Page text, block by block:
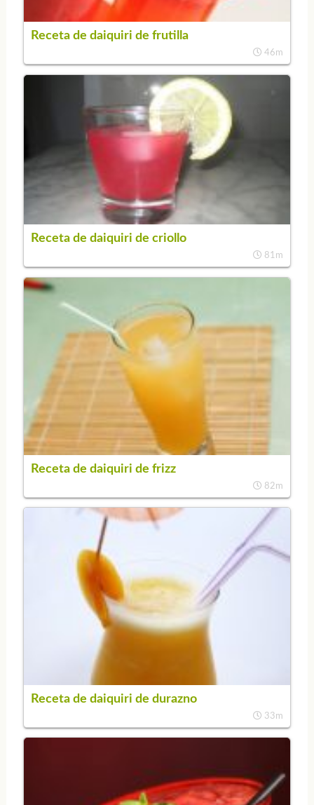
Receta de daiquiri de frutilla
46m
Receta de daiquiri de criollo
81m
Receta de daiquiri de frizz
82m
Receta de daiquiri de durazno
33m